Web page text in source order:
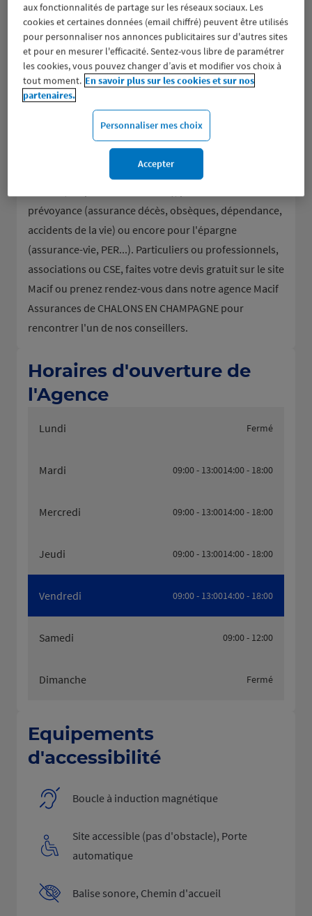
Groupe d’assurance aux valeurs mutualistes, la Macif
donne la parole à ses sociétaires et les accompagne
dans tous leurs besoins en assurance de dommages
(assurance auto et moto, assurance habitation et
prévoyance (assurance décès, obsèques, dépendance,
accidents de la vie) ou encore pour l'épargne
(assurance-vie, PER...). Particuliers ou professionnels,
associations ou CSE, faites votre devis gratuit sur le site
Macif ou prenez rendez-vous dans notre agence Macif
Assurances de CHALONS EN CHAMPAGNE pour
rencontrer l'un de nos conseillers.
Horaires d'ouverture de
l'Agence
Lundi Fermé
Mardi 09:00 - 13:0014:00 - 18:00
Mercredi 09:00 - 13:0014:00 - 18:00
Jeudi 09:00 - 13:0014:00 - 18:00
Vendredi 09:00 - 13:0014:00 - 18:00
Samedi 09:00 - 12:00
Dimanche Fermé
Equipements
d'accessibilité
Boucle à induction magnétique
Site accessible (pas d'obstacle), Porte
automatique
Balise sonore, Chemin d'accueil
aux fonctionnalités de partage sur les réseaux sociaux. Les
cookies et certaines données (email chiffré) peuvent être utilisés
pour personnaliser nos annonces publicitaires sur d'autres sites
et pour en mesurer l'efficacité. Sentez-vous libre de paramétrer
les cookies, vous pouvez changer d’avis et modifier vos choix à
tout moment. En savoir plus sur les cookies et sur nos
partenaires.
Personnaliser mes choix
Accepter